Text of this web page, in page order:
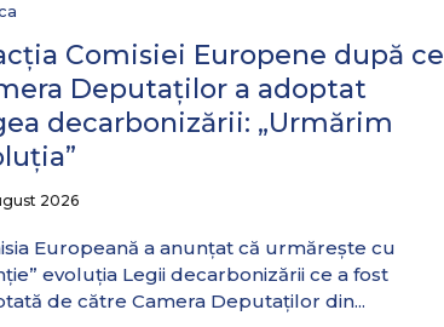
Comisiei Europene după ce
Deputaților a adoptat
decarbonizării: „Urmărim
2026
Europeană a anunțat că urmărește cu
evoluția Legii decarbonizării ce a fost
de către Camera Deputaților din...